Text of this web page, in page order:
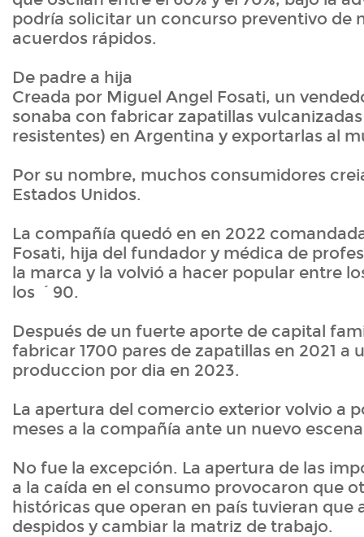
podría solicitar un concurso preventivo de
acuerdos rápidos.
De padre a hija
Creada por Miguel Angel Fosati, un
sonaba con fabricar zapatillas
resistentes) en Argentina y exportarlas al
Por su nombre, muchos consumidores
Estados Unidos.
La compañía quedó en en 2022
Fosati, hija del fundador y médica de
la marca y la volvió a hacer popular entre
los ´90.
Después de un fuerte aporte de capital
fabricar 1700 pares de zapatillas en 2021 a
produccion por dia en 2023.
La apertura del comercio exterior volvio a
meses a la compañía ante un nuevo
No fue la excepción. La apertura de las
a la caída en el consumo provocaron que
históricas que operan en país tuvieran que
despidos y cambiar la matriz de trabajo.